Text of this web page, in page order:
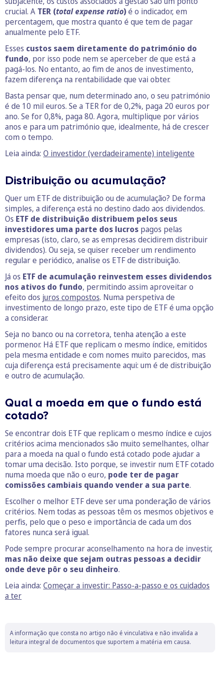
crucial. A TER (total expense ratio)é o indicador, em
percentagem, que mostra quanto é que tem de pagar
anualmente pelo ETF.
Esses custos saem diretamente do património do
fundo, por isso pode nem se aperceber de que está a
pagá-los. No entanto, ao fim de anos de investimento,
fazem diferença na rentabilidade que vai obter.
Basta pensar que, num determinado ano, o seu património
é de 10 mil euros. Se a TER for de 0,2%, paga 20 euros por
ano. Se for 0,8%, paga 80. Agora, multiplique por vários
anos e para um património que, idealmente, há de crescer
com o tempo.
Leia ainda: O investidor (verdadeiramente) inteligente
Distribuição ou acumulação?
Quer um ETF de distribuição ou de acumulação? De forma
simples, a diferença está no destino dado aos dividendos.
Os ETF de distribuição distribuem pelos seus
investidores uma parte dos lucros pagos pelas
empresas (isto, claro, se as empresas decidirem distribuir
dividendos). Ou seja, se quiser receber um rendimento
regular e periódico, analise os ETF de distribuição.
Já os ETF de acumulação reinvestem esses dividendos
nos ativos do fundo, permitindo assim aproveitar o
efeito dos juros compostos. Numa perspetiva de
investimento de longo prazo, este tipo de ETF é uma opção
a considerar.
Seja no banco ou na corretora, tenha atenção a este
pormenor. Há ETF que replicam o mesmo índice, emitidos
pela mesma entidade e com nomes muito parecidos, mas
cuja diferença está precisamente aqui: um é de distribuição
e outro de acumulação.
Qual a moeda em que o fundo está
cotado?
Se encontrar dois ETF que replicam o mesmo índice e cujos
critérios acima mencionados são muito semelhantes, olhar
para a moeda na qual o fundo está cotado pode ajudar a
tomar uma decisão. Isto porque, se investir num ETF cotado
numa moeda que não o euro, pode ter de pagar
comissões cambiais quando vender a sua parte.
Escolher o melhor ETF deve ser uma ponderação de vários
critérios. Nem todas as pessoas têm os mesmos objetivos e
perfis, pelo que o peso e importância de cada um dos
fatores nunca será igual.
Pode sempre procurar aconselhamento na hora de investir,
mas não deixe que sejam outras pessoas a decidir
onde deve pôr o seu dinheiro.
Leia ainda: Começar a investir: Passo-a-passo e os cuidados
a ter
A informação que consta no artigo não é vinculativa e não invalida a
leitura integral de documentos que suportem a matéria em causa.